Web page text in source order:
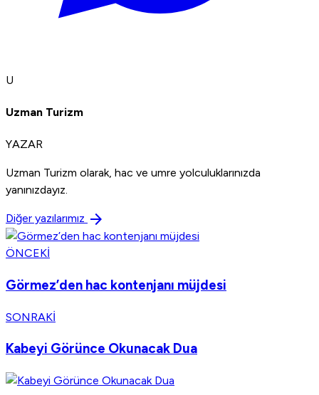
U
Uzman Turizm
YAZAR
Uzman Turizm olarak, hac ve umre yolculuklarınızda
yanınızdayız.
Diğer yazılarımız arrow_forward
ÖNCEKI
Görmez’den hac kontenjanı müjdesi
SONRAKI
Kabeyi Görünce Okunacak Dua